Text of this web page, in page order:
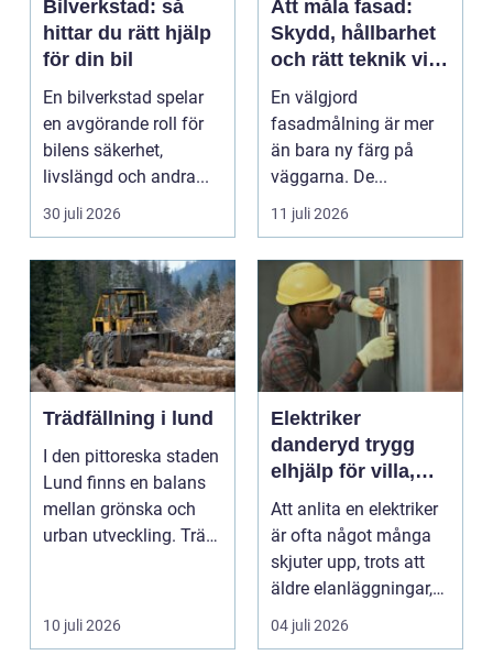
Bilverkstad: så
hittar du rätt hjälp
för din bil
En bilverkstad spelar
en avgörande roll för
bilens säkerhet,
livslängd och andra...
30 juli 2026
Att måla fasad:
Skydd, hållbarhet
och rätt teknik vid
fasadmålning
En välgjord
fasadmålning är mer
än bara ny färg på
väggarna. De...
11 juli 2026
Trädfällning i lund
I den pittoreska staden
Lund finns en balans
mellan grönska och
urban utveckling. Träd
10 juli 2026
Elektriker
danderyd trygg
elhjälp för villa,
lägenhet och
företag
Att anlita en elektriker
är ofta något många
skjuter upp, trots att
äldre elanläggningar,
provisoris...
04 juli 2026